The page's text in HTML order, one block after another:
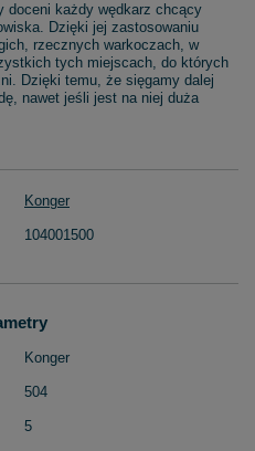
doceni każdy wędkarz chcący
Dzięki jej zastosowaniu
rzecznych warkoczach, w
tych miejscach, do których
Dzięki temu, że sięgamy dalej
nawet jeśli jest na niej duża
Konger
104001500
Konger
504
5